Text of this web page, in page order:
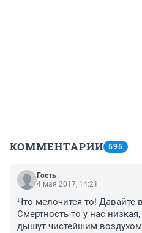
КОММЕНТАРИИ 595
Гость
4 мая 2017, 14:21
Что мелочится то! Давайте
Смертность то у нас
дышут чистейшим